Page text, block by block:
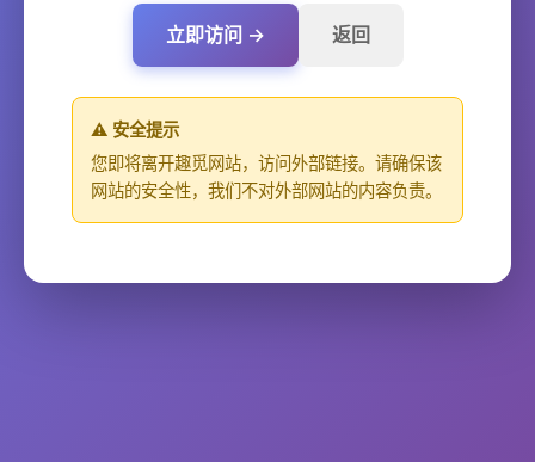
立即访问 → 返回
⚠️ 安全提示
您即将离开趣觅网站，访问外部链接。请确保该
网站的安全性，我们不对外部网站的内容负责。